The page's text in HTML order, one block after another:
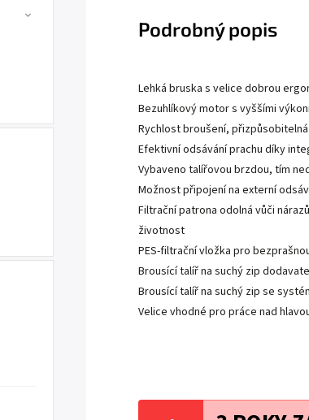
Podrobný popis
Lehká bruska s velice dobrou
Bezuhlíkový motor s vyššími
Rychlost broušení,
Efektivní odsávání prachu díky
Vybaveno talířovou brzdou, tím
Možnost připojení na externí
Filtrační patrona odolná vůči
životnost
PES-filtrační vložka pro
Brousící talíř na suchý zip
Brousící talíř na suchý zip se
Velice vhodné pro práce nad